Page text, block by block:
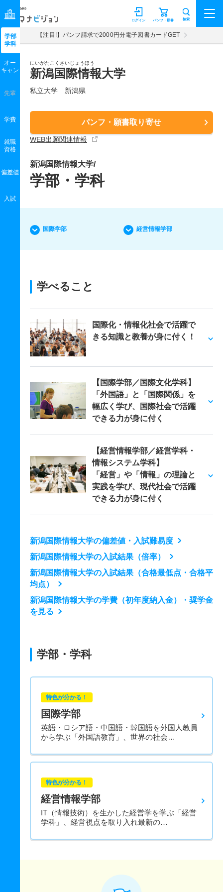
マナビジョン パンフ・願書
ログイン 検索
【注目!】パンフ請求で2000円分電子図書カードGET
にいがたこくさいじょうほう
新潟国際情報大学
私立大学 新潟県
パンフ・願書取り寄せ
WEB出願関連情報
学部
学科
オー
キャン
先輩
学費
就職
資格
偏差値
入試
新潟国際情報大学/
学部・学科
国際学部 経営情報学部
学べること
国際化・情報化社会で活躍で
きる知識と教養が身に付く！
【国際学部／国際文化学科】
「外国語」と「国際関係」を
幅広く学び、国際社会で活躍
できる力が身に付く
【経営情報学部／経営学科・
情報システム学科】
「経営」や「情報」の理論と
実践を学び、現代社会で活躍
できる力が身に付く
新潟国際情報大学の偏差値・入試難易度
新潟国際情報大学の入試結果（倍率）
新潟国際情報大学の入試結果（合格最低点・合格平
均点）
新潟国際情報大学の学費（初年度納入金）・奨学金
を見る
学部・学科
特色が分かる！
国際学部
英語・ロシア語・中国語・韓国語を外国人教員
から学ぶ「外国語教育」、世界の社会…
特色が分かる！
経営情報学部
IT（情報技術）を生かした経営学を学ぶ「経営
学科」、経営視点を取り入れ最新の…